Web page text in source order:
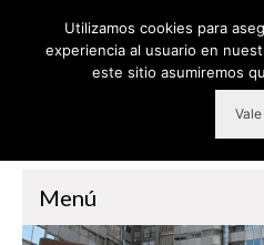
Menú
Utilizamos cookies para
experiencia al usuario en
este sitio asumiremos
Vale